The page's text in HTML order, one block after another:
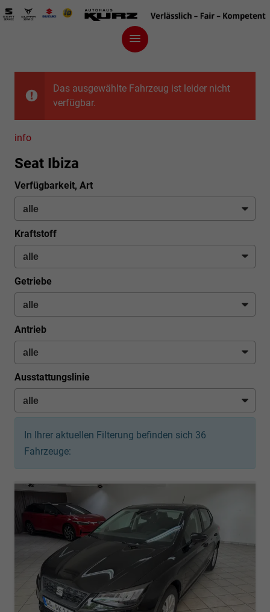
Das ausgewählte Fahrzeug ist leider nicht
verfügbar.
info
Seat Ibiza
Verfügbarkeit, Art
Kraftstoff
Getriebe
Antrieb
Ausstattungslinie
In Ihrer aktuellen Filterung befinden sich 36
Fahrzeuge: